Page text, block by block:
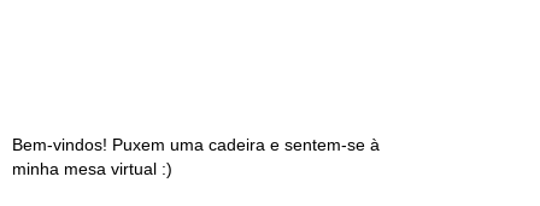
Bem-vindos! Puxem uma cadeira e sentem-se à
minha mesa virtual :)